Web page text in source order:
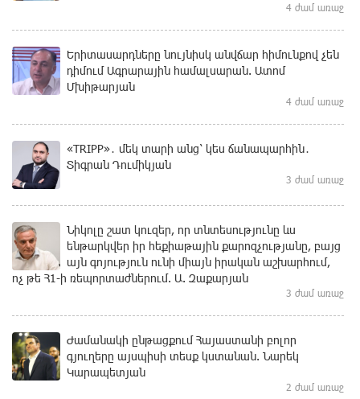
4 ժամ առաջ
Երիտասարդները նույնիսկ անվճար հիմունքով չեն
դիմում Ագրարային համալսարան. Ատոմ
Մխիթարյան
4 ժամ առաջ
«TRIPP»․ մեկ տարի անց՝ կես ճանապարհին․
Տիգրան Դումիկյան
3 ժամ առաջ
Նիկոլը շատ կուզեր, որ տնտեսությունը ևս
ենթարկվեր իր հեքիաթային քարոզչությանը, բայց
այն գոյություն ունի միայն իրական աշխարհում,
ոչ թե Հ1-ի ռեպորտաժներում. Ա. Զաքարյան
3 ժամ առաջ
Ժամանակի ընթացքում Հայաստանի բոլոր
գյուղերը այսպիսի տեսք կստանան. Նարեկ
Կարապետյան
2 ժամ առաջ